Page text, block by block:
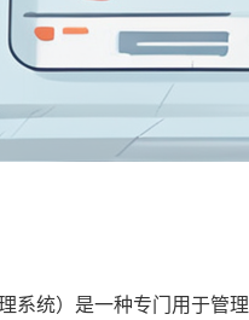
系统）是一种专门用于管